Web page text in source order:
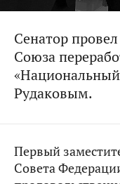
Сенатор
Союза
Рудаковым.
Первый
Совета